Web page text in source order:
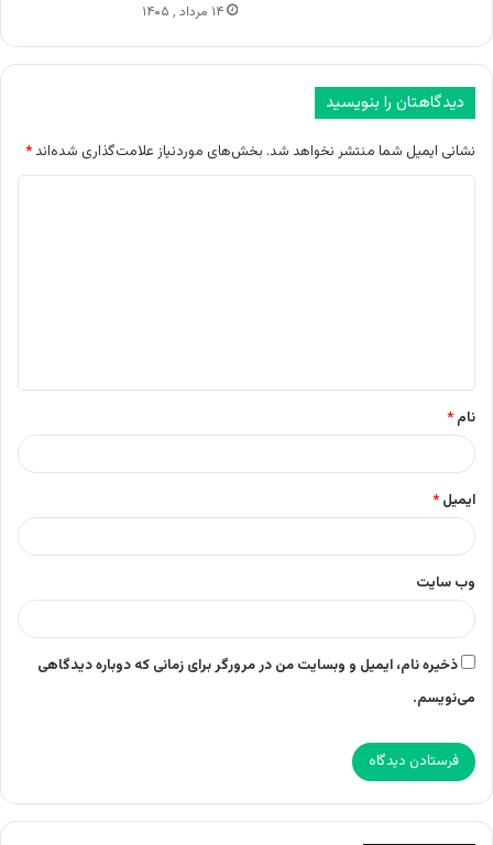
۱۴ مرداد , ۱۴۰۵
دیدگاهتان را بنویسید
نشانی ایمیل شما منتشر نخواهد شد. بخش‌های موردنیاز علامت‌گذاری شده‌اند *
*
نام *
ایمیل *
وب‌ سایت
ذخیره نام، ایمیل و وبسایت من در مرورگر برای زمانی که دوباره دیدگاهی
می‌نویسم.